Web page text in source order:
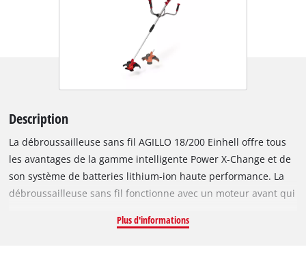
Description
La débroussailleuse sans fil AGILLO 18/200 Einhell offre tous
les avantages de la gamme intelligente Power X-Change et de
son système de batteries lithium-ion haute performance. La
débroussailleuse sans fil fonctionne avec un moteur avant qui
bonne répartition du poids. La bobine de fil robuste à avance
Plus d'informations